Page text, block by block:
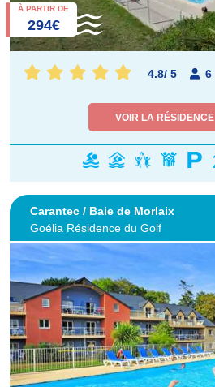
À PARTIR DE
294€
4.8/ 5 6
VOIR LA RÉSIDENCE
Carantec / Baie de Morlaix
Goélia Résidence du Golf